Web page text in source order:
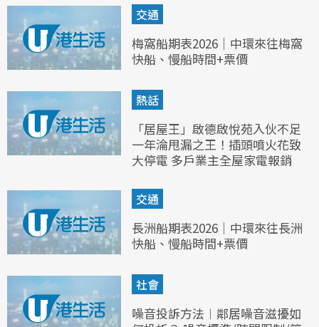
交通
梅窩船期表2026｜中環來往梅窩
快船、慢船時間+票價
熱話
「居屋王」啟德啟悅苑入伙不足
一年淪甩漏之王！插頭噴火花致
大停電 多戶業主全屋家電報銷
交通
長洲船期表2026｜中環來往長洲
快船、慢船時間+票價
社會
噪音投訴方法︱鄰居噪音滋擾如